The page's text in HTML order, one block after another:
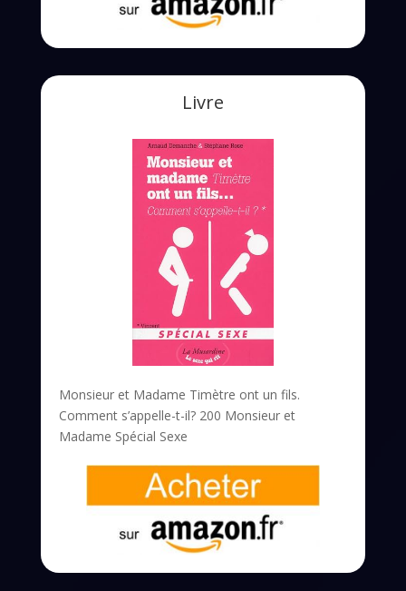
Livre
Monsieur et Madame Timètre ont un fils.
Comment s’appelle-t-il? 200 Monsieur et
Madame Spécial Sexe